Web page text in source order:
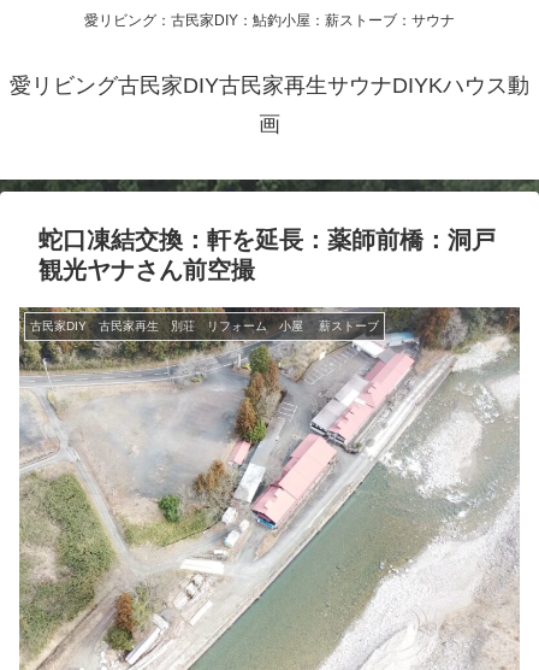
愛リビング：古民家DIY：鮎釣小屋：薪ストーブ：サウナ
愛リビング古民家DIY古民家再生サウナDIYKハウス動
画
蛇口凍結交換：軒を延長：薬師前橋：洞戸
観光ヤナさん前空撮
古民家DIY 古民家再生 別荘 リフォーム 小屋 薪ストーブ